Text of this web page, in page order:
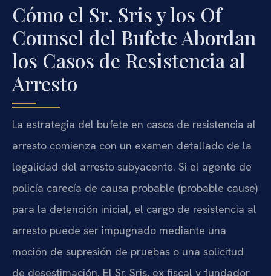
Cómo el Sr. Sris y los Of
Counsel del Bufete Abordan
los Casos de Resistencia al
Arresto
La estrategia del bufete en casos de resistencia al
arresto comienza con un examen detallado de la
legalidad del arresto subyacente. Si el agente de
policía carecía de causa probable (probable cause)
para la detención inicial, el cargo de resistencia al
arresto puede ser impugnado mediante una
moción de supresión de pruebas o una solicitud
de desestimación. El Sr. Sris, ex fiscal y fundador